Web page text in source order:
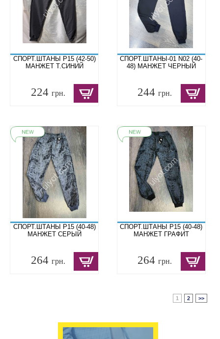
СПОРТ.ШТАНЫ P15 (42-50)
МАНЖЕТ Т.СИНИЙ
224 грн.
СПОРТ.ШТАНЫ-01 N02 (40-
48) МАНЖЕТ ЧЕРНЫЙ
244грн.
СПОРТ.ШТАНЫ P15 (40-48)
МАНЖЕТ СЕРЫЙ
264 грн.
СПОРТ.ШТАНЫ P15 (40-48)
МАНЖЕТ ГРАФИТ
264грн.
1 2 >>